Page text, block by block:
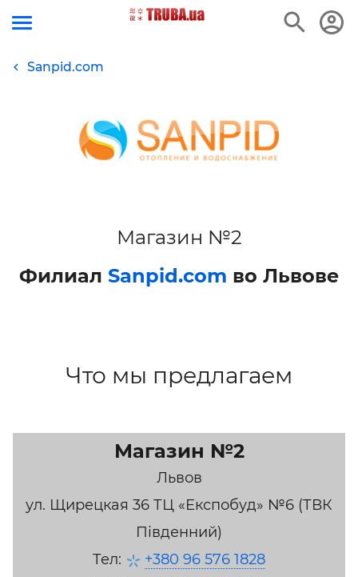
Sanpid.com
Магазин №2
Филиал Sanpid.com во Львове
Что мы предлагаем
Магазин №2
Львов
ул. Щирецкая 36 ТЦ «Експобуд» №6 (ТВК
Південний)
Тел:
+380 96 576 1828